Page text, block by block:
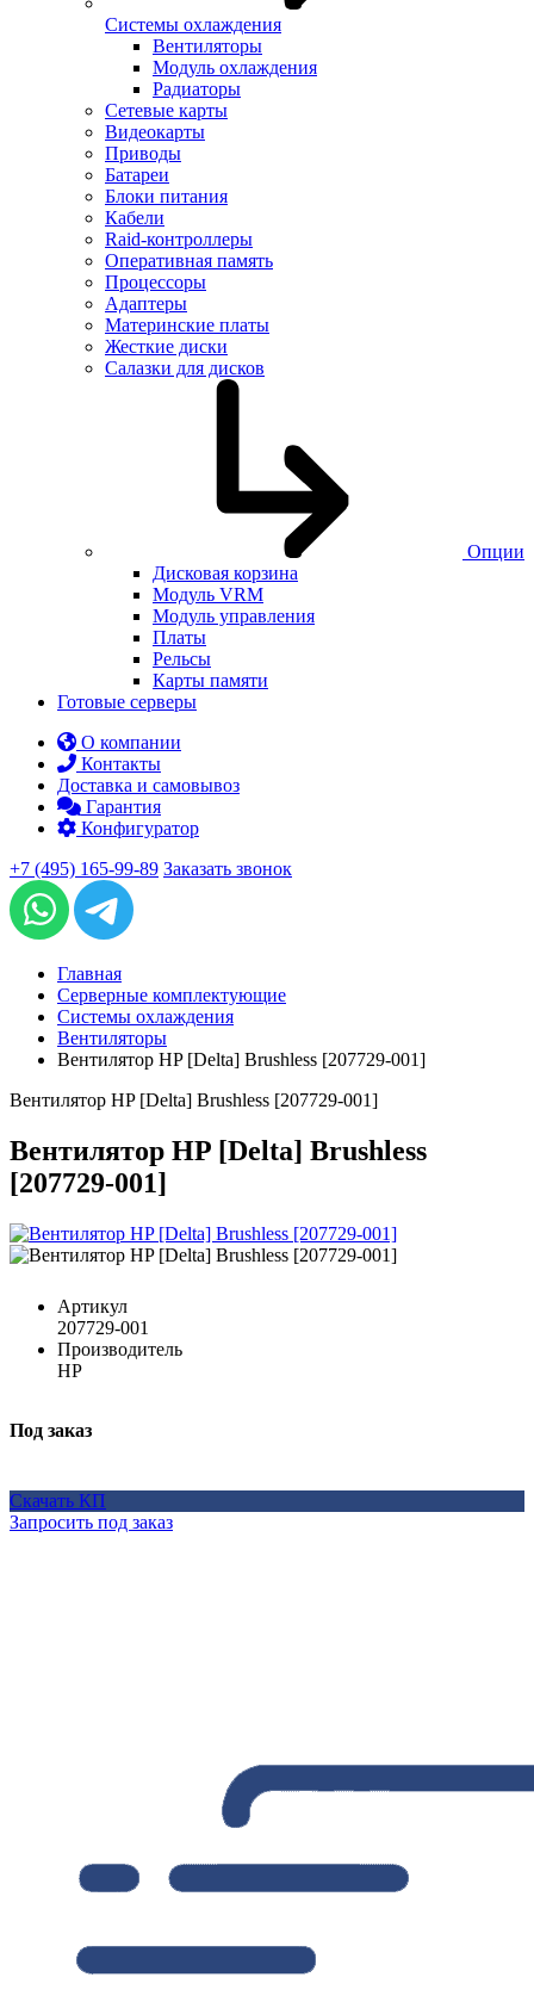
Системы охлаждения
Вентиляторы
Модуль охлаждения
Радиаторы
Сетевые карты
Видеокарты
Приводы
Батареи
Блоки питания
Кабели
Raid-контроллеры
Оперативная память
Процессоры
Адаптеры
Материнские платы
Жесткие диски
Салазки для дисков
Опции
Дисковая корзина
Модуль VRM
Модуль управления
Платы
Рельсы
Карты памяти
Готовые серверы
О компании
Контакты
Доставка и самовывоз
Гарантия
Конфигуратор
+7 (495) 165-99-89 Заказать звонок
Главная
Серверные комплектующие
Системы охлаждения
Вентиляторы
Вентилятор HP [Delta] Brushless [207729-001]
Вентилятор HP [Delta] Brushless [207729-001]
Вентилятор HP [Delta] Brushless
[207729-001]
Артикул
207729-001
Производитель
HP
Под заказ
Скачать КП
Запросить под заказ